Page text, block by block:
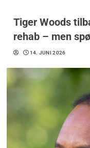
Tiger Woods
rehab – men
14. JUNI 2026